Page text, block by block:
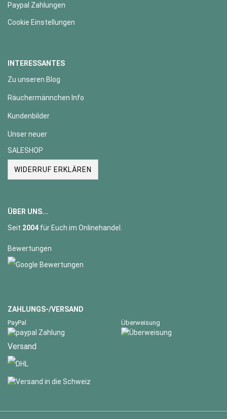
Paypal Zahlungen
Cookie Einstellungen
INTERESSANTES
Zu unseren Blog
Räuchermännchen Info
Kundenbilder
Unser neuer
SALESHOP
WIDERRUF ERKLÄREN
ÜBER UNS...
Seit 2004 für Euch im Onlinehandel.
Bewertungen
ZAHLUNGS-/VERSAND
PayPal Überweisung
Versand